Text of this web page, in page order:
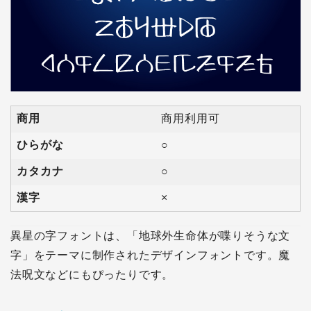
商用 商用利用可
ひらがな ○
カタカナ ○
漢字 ×
異星の字フォントは、「地球外生命体が喋りそうな文
字」をテーマに制作されたデザインフォントです。魔
法呪文などにもぴったりです。